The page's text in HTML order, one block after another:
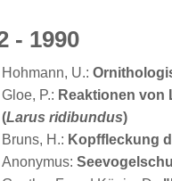
- 1990
Hohmann, U.:
Gloe, P.: Reaktionen von
(Larus ridibundus)
Bruns, H.: Kopffleckung
Anonymus: